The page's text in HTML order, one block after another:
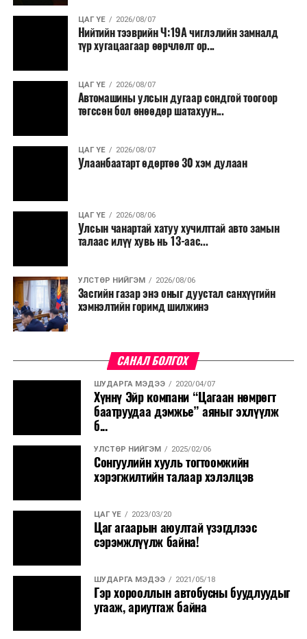
ЦАГ ҮЕ 2026/08/07
Нийтийн тээврийн Ч:19А чиглэлийн замналд
түр хугацаагаар өөрчлөлт ор...
ЦАГ ҮЕ 2026/08/07
Автомашины улсын дугаар сондгой тоогоор
төгссөн бол өнөөдөр шатахуун...
ЦАГ ҮЕ 2026/08/07
Улаанбаатарт өдөртөө 30 хэм дулаан
ЦАГ ҮЕ 2026/08/06
Улсын чанартай хатуу хучилттай авто замын
талаас илүү хувь нь 13-аас...
УЛСТӨР НИЙГЭМ 2026/08/06
Засгийн газар энэ оныг дуустал санхүүгийн
хэмнэлтийн горимд шилжинэ
САНАЛ БОЛГОХ
ШУДАРГА МЭДЭЭ 2020/04/07
Хүннү Эйр компани “Цагаан нөмрөгт
баатруудаа дэмжье” аяныг эхлүүлж
б...
УЛСТӨР НИЙГЭМ 2025/02/06
Сонгуулийн хууль тогтоомжийн
хэрэгжилтийн талаар хэлэлцэв
ЦАГ ҮЕ 2023/03/20
Цаг агаарын аюултай үзэгдлээс
сэрэмжлүүлж байна!
ШУДАРГА МЭДЭЭ 2021/05/18
Гэр хорооллын автобусны буудлуудыг
угааж, ариутгаж байна